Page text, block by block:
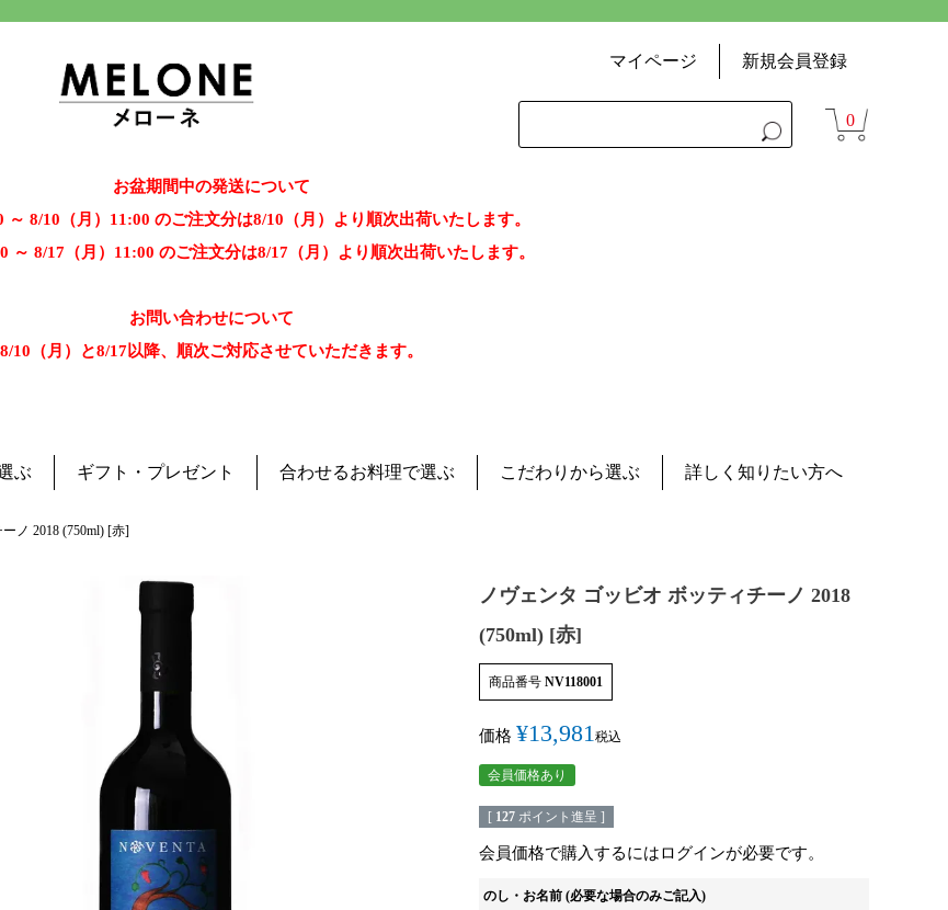
マイページ 新規会員登録
0
お盆期間中の発送について
～ 8/10（月）11:00 のご注文分は8/10（月）より順次出荷いたします。
～ 8/17（月）11:00 のご注文分は8/17（月）より順次出荷いたします。
お問い合わせについて
8/10（月）と8/17以降、順次ご対応させていただきます。
ぶ ギフト・プレゼント 合わせるお料理で選ぶ こだわりから選ぶ 詳しく知りたい方へ
ノ 2018 (750ml) [赤]
ノヴェンタ ゴッビオ ボッティチーノ 2018
(750ml) [赤]
商品番号 NV118001
価格 ¥13,981税込
会員価格あり
[ 127 ポイント進呈 ]
会員価格で購入するにはログインが必要です。
のし・お名前 (必要な場合のみご記入)